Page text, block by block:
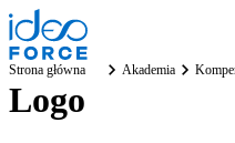
Strona główna
Akademia
Logo